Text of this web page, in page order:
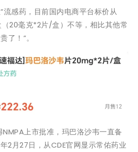
流感药，目前国内电商平台标价从
20毫克*2片/盒）不等，相比其他常
了！”。
上市批准，玛巴洛沙韦一直备
2月27日，从CDE官网显示常佑药业